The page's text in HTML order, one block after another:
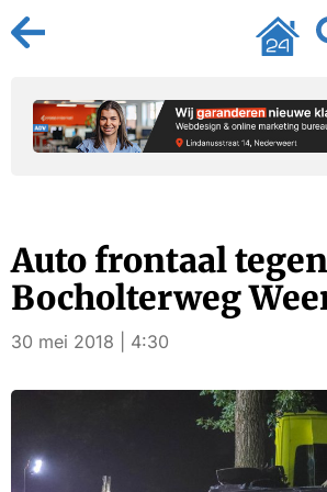
Auto frontaal
Bocholterweg
30 mei 2018 | 4:30